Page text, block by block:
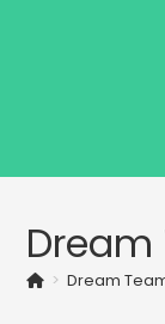
Dream
> Dream